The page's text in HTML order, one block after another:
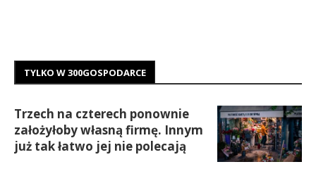
TYLKO W 300GOSPODARCE
Trzech na czterech ponownie
założyłoby własną firmę. Innym
już tak łatwo jej nie polecają